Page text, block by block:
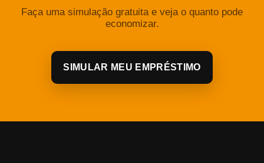
Faça uma simulação gratuita e veja o quanto pode
economizar.
SIMULAR MEU EMPRÉSTIMO